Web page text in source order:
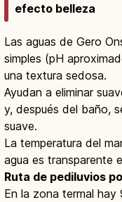
efecto belleza
Las aguas de Gero
simples (pH
una textura sedosa.
Ayudan a eliminar
y, después del baño,
suave.
La temperatura del
agua es transparente
Ruta de pediluvios
En la zona termal